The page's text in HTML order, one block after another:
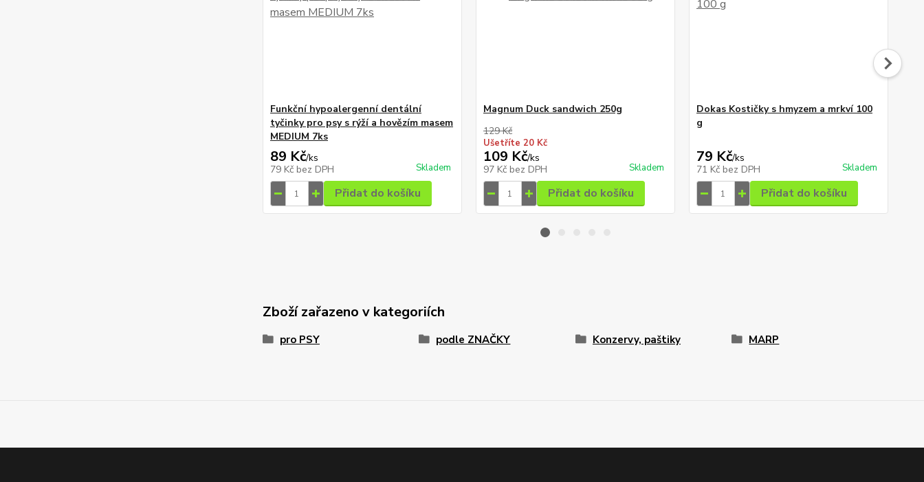
Funkční hypoalergenní dentální
tyčinky pro psy s rýží a hovězím masem
MEDIUM 7ks
89 Kč/ks
79 Kč bez DPH Skladem
Přidat do košíku
Magnum Duck sandwich 250g
129 Kč
Ušetříte 20 Kč
109 Kč/ks
97 Kč bez DPH Skladem
Přidat do košíku
Dokas Kostičky s hmyzem a mrkví 100
g
79 Kč/ks
71 Kč bez DPH Skladem
Přidat do košíku
Zboží zařazeno v kategoriích
pro PSY podle ZNAČKY Konzervy, paštiky MARP